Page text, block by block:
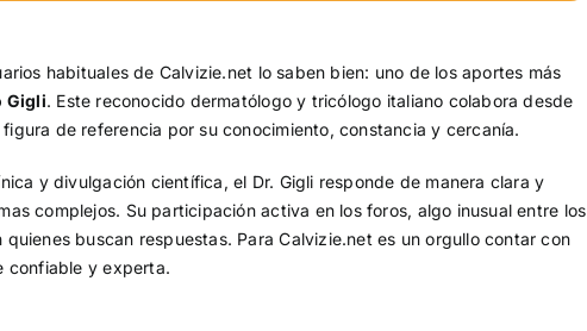
habituales de Calvizie.net lo saben bien: uno de los aportes más
Gigli. Este reconocido dermatólogo y tricólogo italiano colabora desde
de referencia por su conocimiento, constancia y cercanía.
y divulgación científica, el Dr. Gigli responde de manera clara y
complejos. Su participación activa en los foros, algo inusual entre los
buscan respuestas. Para Calvizie.net es un orgullo contar con
confiable y experta.